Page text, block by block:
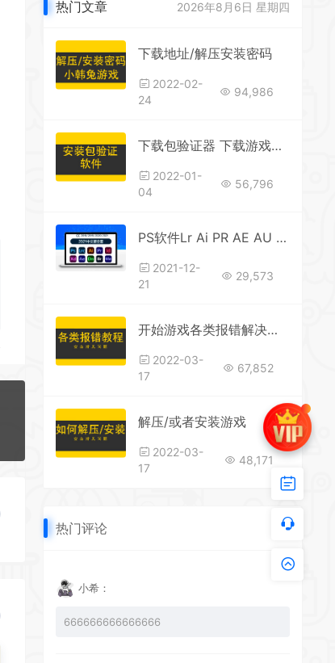
热门文章 2026年8月6日 星期四
下载地址/解压安装密码
2022-02-
24
94,986
下载包验证器 下载游戏后 吧MD文件拖入验证文件是否损坏 从新下载其中一个即可
2022-01-
04
56,796
PS软件Lr Ai PR AE AU AN中文版photoshop安装包cc2018-2025
2021-12-
21
29,573
开始游戏各类报错解决方案
2022-03-
17
67,852
解压/或者安装游戏
2022-03-
17
48,171
热门评论
小希：
666666666666666